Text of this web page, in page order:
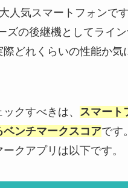
人気スマートフォンで
ズの後継機としてライ
際どれくらいの性能か気
クすべきは、
スマート
ベンチマークスコアです
クアプリは以下です。